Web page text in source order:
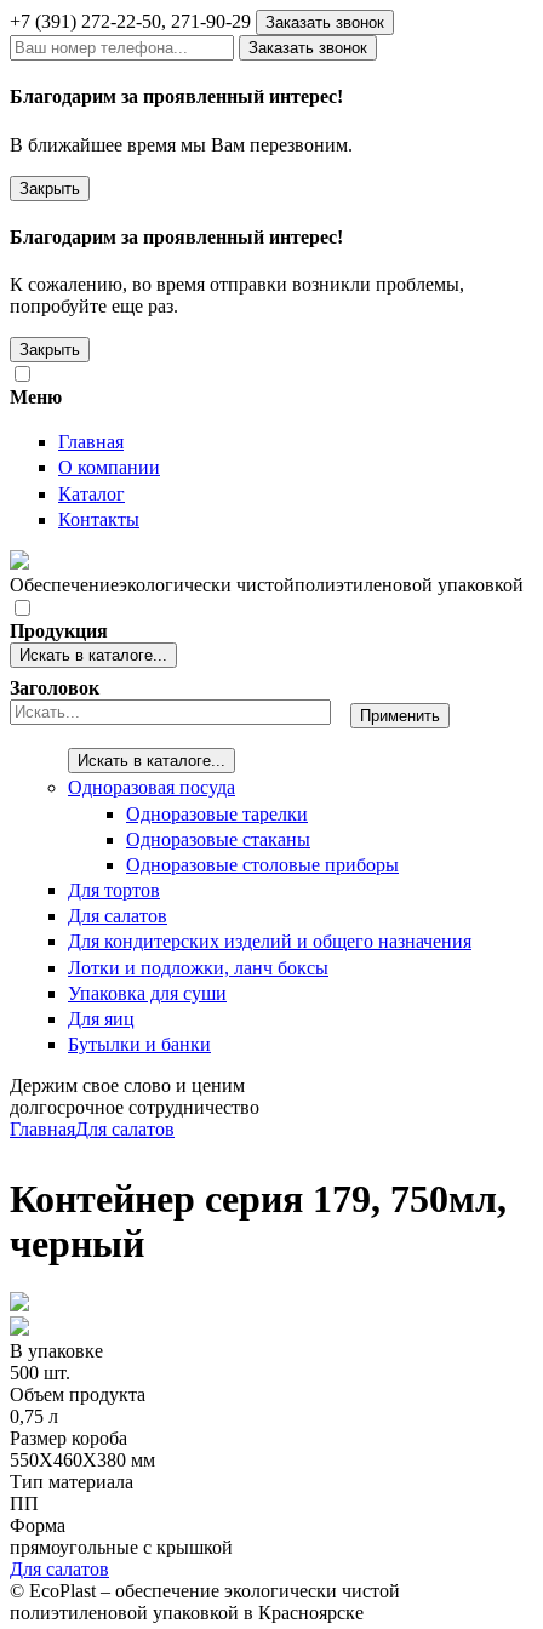
+7 (391) 272-22-50, 271-90-29
Заказать звонок
Заказать звонок
Благодарим за проявленный интерес!
В ближайшее время мы Вам перезвоним.
Закрыть
Благодарим за проявленный интерес!
К сожалению, во время отправки возникли проблемы,
попробуйте еще раз.
Закрыть
Меню
Главная
О компании
Каталог
Контакты
Обеспечениеэкологически чистойполиэтиленовой упаковкой
Продукция
Искать в каталоге...
Заголовок
Искать в каталоге...
Одноразовая посуда
Одноразовые тарелки
Одноразовые стаканы
Одноразовые столовые приборы
Для тортов
Для салатов
Для кондитерских изделий и общего назначения
Лотки и подложки, ланч боксы
Упаковка для суши
Для яиц
Бутылки и банки
Держим свое слово и ценим
долгосрочное сотрудничество
ГлавнаяДля салатов
Контейнер серия 179, 750мл,
черный
В упаковке
500 шт.
Объем продукта
0,75 л
Размер короба
550Х460Х380 мм
Тип материала
ПП
Форма
прямоугольные с крышкой
Для салатов
© EcoPlast – обеспечение экологически чистой
полиэтиленовой упаковкой в Красноярске